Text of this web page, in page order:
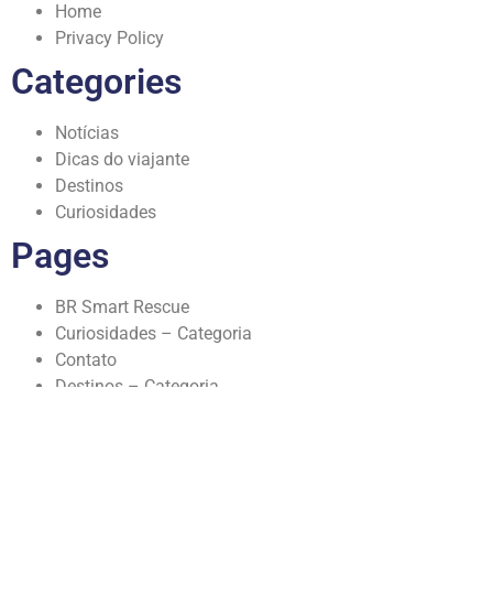
Home
Privacy Policy
Categories
Notícias
Dicas do viajante
Destinos
Curiosidades
Pages
BR Smart Rescue
Curiosidades – Categoria
Contato
Destinos – Categoria